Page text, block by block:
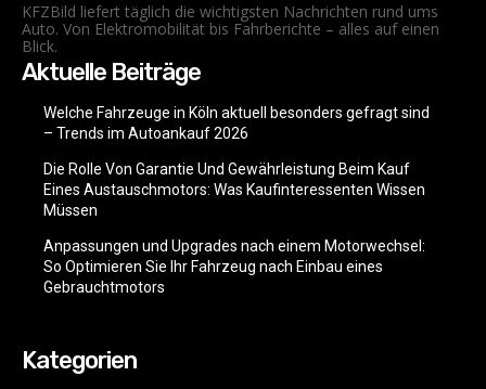
KFZBild liefert täglich die wichtigsten Nachrichten rund ums
Auto. Von Elektromobilität bis Fahrberichte – alles auf einen
Blick.
Aktuelle Beiträge
Welche Fahrzeuge in Köln aktuell besonders gefragt sind
– Trends im Autoankauf 2026
Die Rolle Von Garantie Und Gewährleistung Beim Kauf
Eines Austauschmotors: Was Kaufinteressenten Wissen
Müssen
Anpassungen und Upgrades nach einem Motorwechsel:
So Optimieren Sie Ihr Fahrzeug nach Einbau eines
Gebrauchtmotors
Kategorien